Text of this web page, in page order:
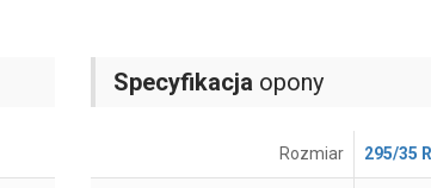
Specyfikacja opony
Rozmiar 295/35